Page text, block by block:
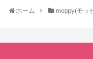
ホーム moppy(モッ